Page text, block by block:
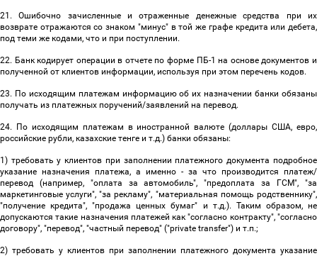
21. Ошибочно зачисленные и отраженные денежные средства при их
возврате отражаются со знаком "минус" в той же графе кредита или дебета,
под теми же кодами, что и при поступлении.
22. Банк кодирует операции в отчете по форме ПБ-1 на основе документов и
полученной от клиентов информации, используя при этом перечень кодов.
23. По исходящим платежам информацию об их назначении банки обязаны
получать из платежных поручений/заявлений на перевод.
24. По исходящим платежам в иностранной валюте (доллары США, евро,
российские рубли, казахские тенге и т.д.) банки обязаны:
1) требовать у клиентов при заполнении платежного документа подробное
указание назначения платежа, а именно - за что производится платеж/
перевод (например, "оплата за автомобиль", "предоплата за ГСМ", "за
маркетинговые услуги", "за рекламу", "материальная помощь родственнику",
"получение кредита", "продажа ценных бумаг" и т.д.). Таким образом, не
допускаются такие назначения платежей как "согласно контракту", "согласно
договору", "перевод", "частный перевод" ("private transfer") и т.п.;
2) требовать у клиентов при заполнении платежного документа указание